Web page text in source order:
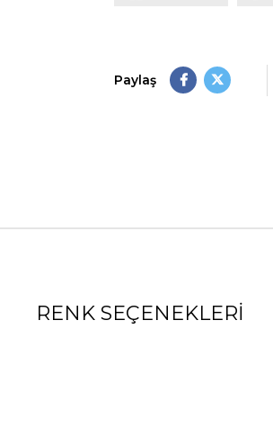
Paylaş
RENK SEÇENEKLERI